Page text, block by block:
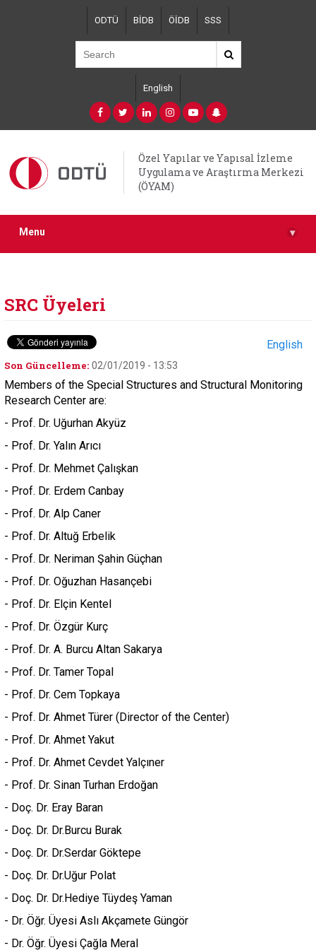
ODTÜ BİDB ÖİDB SSS
English
Özel Yapılar ve Yapısal İzleme
Uygulama ve Araştırma Merkezi
(ÖYAM)
Menu ▾
SRC Üyeleri
Son Güncelleme: 02/01/2019 - 13:53
English
Members of the Special Structures and Structural Monitoring
Research Center are:
- Prof. Dr. Uğurhan Akyüz
- Prof. Dr. Yalın Arıcı
- Prof. Dr. Mehmet Çalışkan
- Prof. Dr. Erdem Canbay
- Prof. Dr. Alp Caner
- Prof. Dr. Altuğ Erbelik
- Prof. Dr. Neriman Şahin Güçhan
- Prof. Dr. Oğuzhan Hasançebi
- Prof. Dr. Elçin Kentel
- Prof. Dr. Özgür Kurç
- Prof. Dr. A. Burcu Altan Sakarya
- Prof. Dr. Tamer Topal
- Prof. Dr. Cem Topkaya
- Prof. Dr. Ahmet Türer (Director of the Center)
- Prof. Dr. Ahmet Yakut
- Prof. Dr. Ahmet Cevdet Yalçıner
- Prof. Dr. Sinan Turhan Erdoğan
- Doç. Dr. Eray Baran
- Doç. Dr. Dr.Burcu Burak
- Doç. Dr. Dr.Serdar Göktepe
- Doç. Dr. Dr.Uğur Polat
- Doç. Dr. Dr.Hediye Tüydeş Yaman
- Dr. Öğr. Üyesi Aslı Akçamete Güngör
- Dr. Öğr. Üyesi Çağla Meral